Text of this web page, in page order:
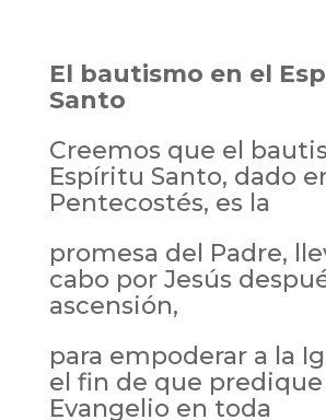
El bautismo en el
Santo
Creemos que el
Espíritu Santo, dado
Pentecostés, es la
promesa del Padre,
cabo por Jesús
ascensión,
para empoderar a la
el fin de que predique
Evangelio en toda